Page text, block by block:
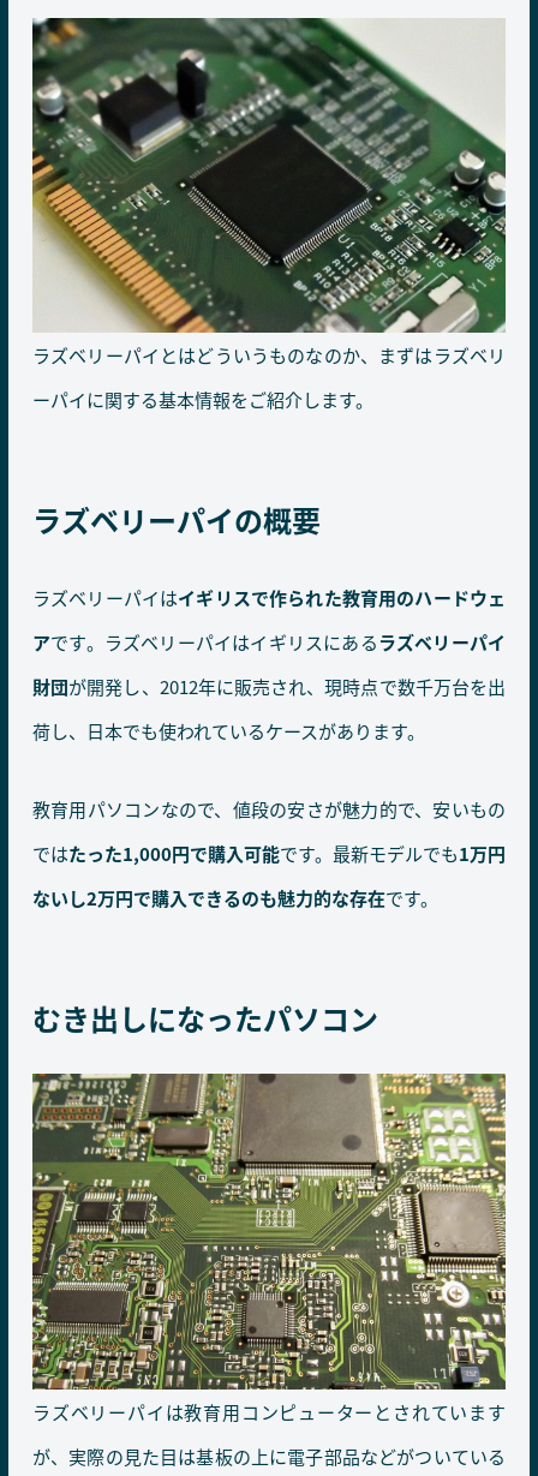
ラズベリーパイとはどういうものなのか、まずはラズベリ
ーパイに関する基本情報をご紹介します。
ラズベリーパイの概要
ラズベリーパイはイギリスで作られた教育用のハードウェ
アです。ラズベリーパイはイギリスにあるラズベリーパイ
財団が開発し、2012年に販売され、現時点で数千万台を出
荷し、日本でも使われているケースがあります。
教育用パソコンなので、値段の安さが魅力的で、安いもの
ではたった1,000円で購入可能です。最新モデルでも1万円
ないし2万円で購入できるのも魅力的な存在です。
むき出しになったパソコン
ラズベリーパイは教育用コンピューターとされています
が、実際の見た目は基板の上に電子部品などがついている